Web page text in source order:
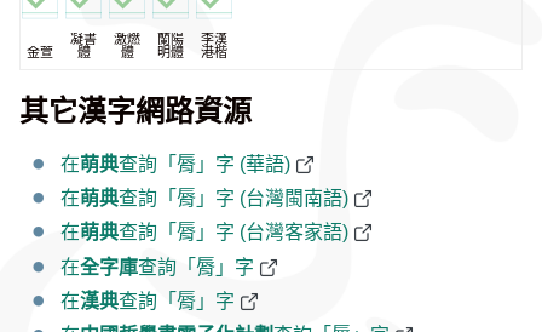
金萱
凝書
體
激燃
體
蘭陽
明體
李漢
港楷
其它漢字網路資源
在萌典查詢「脣」字 (華語)
在萌典查詢「脣」字 (台灣閩南語)
在萌典查詢「脣」字 (台灣客家語)
在全字庫查詢「脣」字
在漢典查詢「脣」字